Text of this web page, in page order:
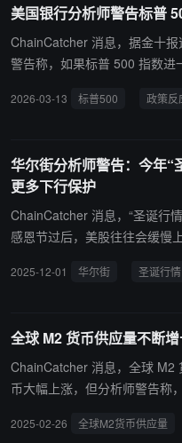
美国银行分析师警告标普
ChainCatcher 消息，据金十
警告称，如果标普 500 指数
2026-03-13 标普500 政策反
华尔街分析师警告：今年“
更多下行保护
ChainCatcher 消息，“圣诞行
感恩节过后，美股往往会缓慢
老人”可能不会出现了。 加拿大皇家银行资本市场（RBC Capital Mar
或者说波动性的反弹。”她指出
资者正在买入更多的下行保护。 Schwab Asset Management 首
行官兼首席投资官奥马尔·阿吉
和差异性。在政府停摆之后，
2025-12-01 华尔街 圣诞行情
全球 M2 货币供应量不断
ChainCatcher 消息，全球 M2
币大幅上涨，但分析师警告称
elegraph ：“这不是一个将全
2025-02-26 全球M2货币供应量